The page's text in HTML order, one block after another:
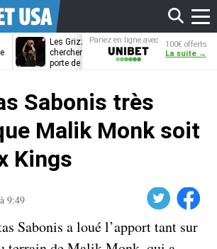
Les Grizzlies
cherchent déjà une
porte de sortie
Dwane Casey
bientôt coach
Pariez en ligne avec
100€ offerts
La suite →
Sabonis très
Malik Monk soit
Kings
9:49 Facebook
Sabonis a loué l’apport tant sur